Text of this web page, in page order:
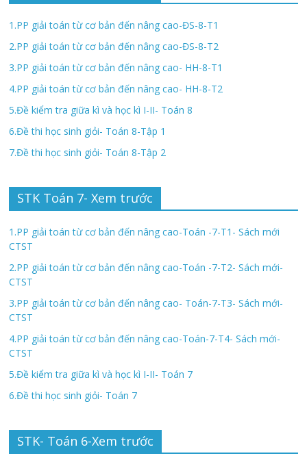
1.PP giải toán từ cơ bản đến nâng cao-ĐS-8-T1
2.PP giải toán từ cơ bản đến nâng cao-ĐS-8-T2
3.PP giải toán từ cơ bản đến nâng cao- HH-8-T1
4.PP giải toán từ cơ bản đến nâng cao- HH-8-T2
5.Đề kiểm tra giữa kì và học kì I-II- Toán 8
6.Đề thi học sinh giỏi- Toán 8-Tập 1
7.Đề thi học sinh giỏi- Toán 8-Tập 2
STK Toán 7- Xem trước
1.PP giải toán từ cơ bản đến nâng cao-Toán -7-T1- Sách mới
CTST
2.PP giải toán từ cơ bản đến nâng cao-Toán -7-T2- Sách mới-
CTST
3.PP giải toán từ cơ bản đến nâng cao- Toán-7-T3- Sách mới-
CTST
4.PP giải toán từ cơ bản đến nâng cao-Toán-7-T4- Sách mới-
CTST
5.Đề kiểm tra giữa kì và học kì I-II- Toán 7
6.Đề thi học sinh giỏi- Toán 7
STK- Toán 6-Xem trước